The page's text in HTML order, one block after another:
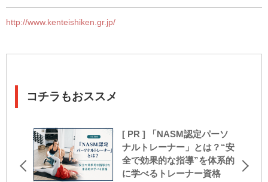
http://www.kenteishiken.gr.jp/
コチラもおススメ
[ PR ] 「NASM認定パーソ
ナルトレーナー」とは？“安
全で効果的な指導”を体系的
に学べるトレーナー資格